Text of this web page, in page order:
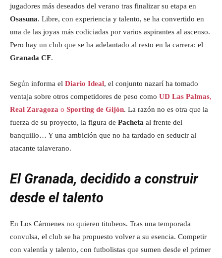
jugadores más deseados del verano tras finalizar su etapa en
Osasuna. Libre, con experiencia y talento, se ha convertido en
una de las joyas más codiciadas por varios aspirantes al ascenso.
Pero hay un club que se ha adelantado al resto en la carrera: el
Granada CF.
Según informa el Diario Ideal, el conjunto nazarí ha tomado
ventaja sobre otros competidores de peso como UD Las Palmas,
Real Zaragoza o Sporting de Gijón. La razón no es otra que la
fuerza de su proyecto, la figura de Pacheta al frente del
banquillo… Y una ambición que no ha tardado en seducir al
atacante talaverano.
El Granada, decidido a construir
desde el talento
En Los Cármenes no quieren titubeos. Tras una temporada
convulsa, el club se ha propuesto volver a su esencia. Competir
con valentía y talento, con futbolistas que sumen desde el primer